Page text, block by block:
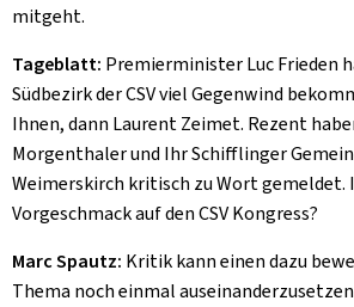
mitgeht.
Tageblatt: Premierminister Luc Frieden
Südbezirk der CSV viel Gegenwind
Ihnen, dann Laurent Zeimet. Rezent
Morgenthaler und Ihr Schifflinger
Weimerskirch kritisch zu Wort gemeldet.
Vorgeschmack auf den CSV Kongress?
Marc Spautz: Kritik kann einen dazu
Thema noch einmal